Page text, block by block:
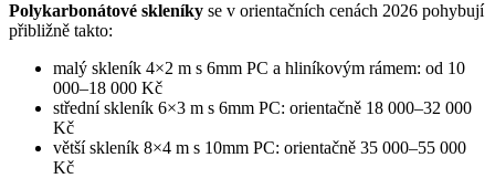
Polykarbonátové skleníky se v orientačních cenách 2026 pohybují
přibližně takto:
malý skleník 4×2 m s 6mm PC a hliníkovým rámem: od 10
000–18 000 Kč
střední skleník 6×3 m s 6mm PC: orientačně 18 000–32 000
Kč
větší skleník 8×4 m s 10mm PC: orientačně 35 000–55 000
Kč